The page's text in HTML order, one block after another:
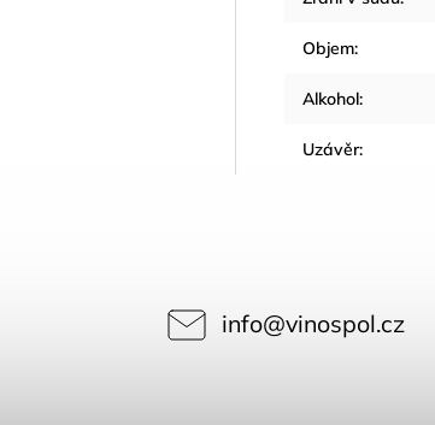
Objem:
Alkohol:
Uzávěr:
info@vinospol.cz